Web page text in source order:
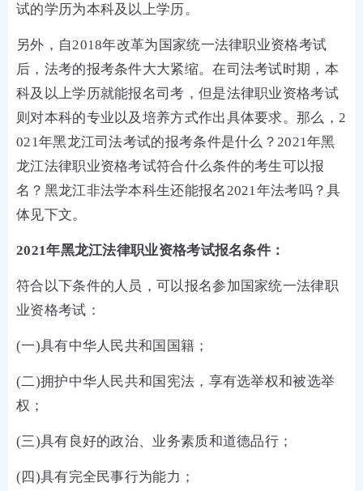
试的学历为本科及以上学历。
另外，自2018年改革为国家统一法律职业资格考试
后，法考的报考条件大大紧缩。在司法考试时期，本
科及以上学历就能报名司考，但是法律职业资格考试
则对本科的专业以及培养方式作出具体要求。那么，2
021年黑龙江司法考试的报考条件是什么？2021年黑
龙江法律职业资格考试符合什么条件的考生可以报
名？黑龙江非法学本科生还能报名2021年法考吗？具
体见下文。
2021年黑龙江法律职业资格考试报名条件：
符合以下条件的人员，可以报名参加国家统一法律职
业资格考试：
(一)具有中华人民共和国国籍；
(二)拥护中华人民共和国宪法，享有选举权和被选举
权；
(三)具有良好的政治、业务素质和道德品行；
(四)具有完全民事行为能力；